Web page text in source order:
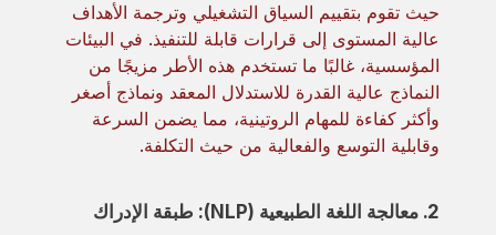
حيث تقوم بتقييم السياق التشغيلي وترجمة الأهداف
عالية المستوى إلى قرارات قابلة للتنفيذ. في البيئات
المؤسسية، غالبًا ما تستخدم هذه الأطر مزيجًا من
النماذج عالية القدرة للاستدلال المعقد ونماذج أصغر
وأكثر كفاءة للمهام الروتينية، مما يضمن السرعة
وقابلية التوسع والفعالية من حيث التكلفة.
2. معالجة اللغة الطبيعية (NLP): طبقة الإدراك